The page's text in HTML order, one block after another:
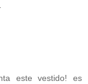
este vestido! es